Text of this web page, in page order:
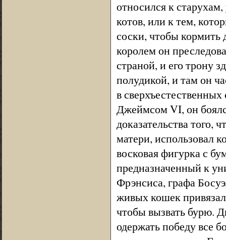
относился к
котов, или к тем,
соски, чтобы
королем он
страной, и его трону
полудикой, и там он
в
Джеймсом VI, он
доказательства того,
матери, использовал
восковая фигурка с
предназначенный к
Фрэнсиса, графа
живых кошек
чтобы вызвать бурю.
одержать победу все